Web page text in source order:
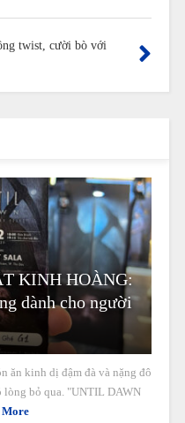
twist, cười bò với
KINH HOÀNG:
dành cho người
ăn kinh dị đậm đà và nặng đô
lòng bỏ qua. "UNTIL DAWN
More